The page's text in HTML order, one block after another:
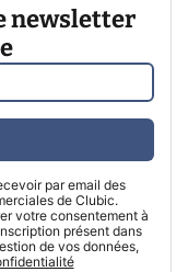
newsletter
par email des
de Clubic.
votre consentement à
présent dans
de vos données,